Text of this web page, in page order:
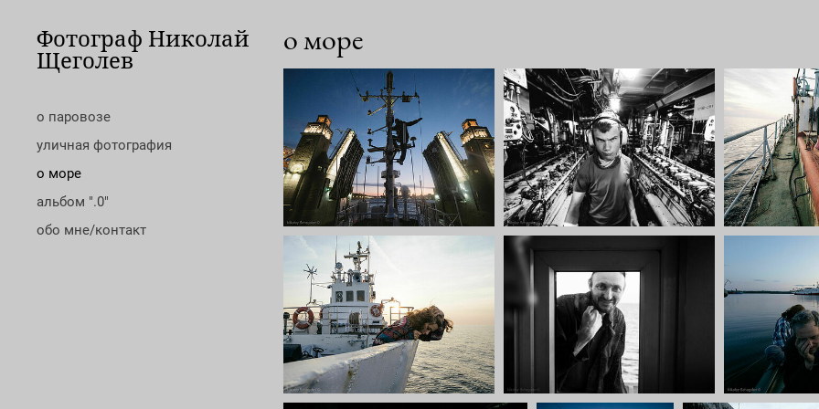
Фотограф Николай
Щеголев
о паровозе
уличная фотография
о море
альбом ".0"
обо мне/контакт
о море